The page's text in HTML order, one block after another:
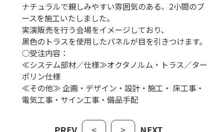
ナチュラルで親しみやすい雰囲気のある、2小間のブ
ースを施工いたしました。
実演販売を行う会場をイメージしており、
黒色のトラスを使用したパネルが目を引きつけます。
○受注内容：
≪システム部材／仕様≫オクタノルム・トラス／ター
ポリン仕様
≪その他≫ 企画・デザイン・設計・施工・ 床工事・
電気工事・サイン工事・備品手配